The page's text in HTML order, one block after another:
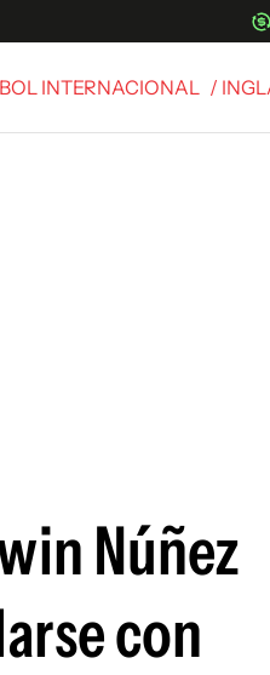
INTERNACIONAL /
Núñez
con